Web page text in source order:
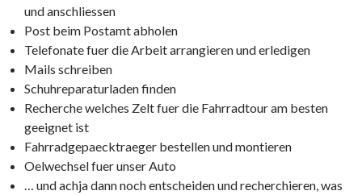
und anschliessen
Post beim Postamt abholen
Telefonate fuer die Arbeit arrangieren und erledigen
Mails schreiben
Schuhreparaturladen finden
Recherche welches Zelt fuer die Fahrradtour am besten
geeignet ist
Fahrradgepaecktraeger bestellen und montieren
Oelwechsel fuer unser Auto
… und achja dann noch entscheiden und recherchieren, was